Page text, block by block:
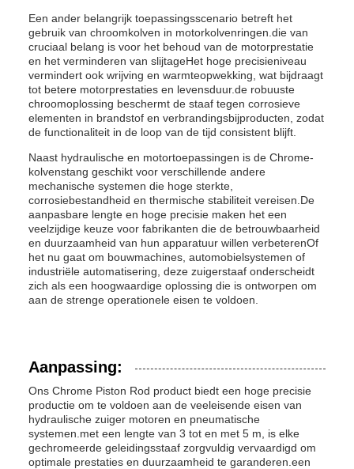
Een ander belangrijk toepassingsscenario betreft het
gebruik van chroomkolven in motorkolvenringen.die van
cruciaal belang is voor het behoud van de motorprestatie
en het verminderen van slijtageHet hoge precisieniveau
vermindert ook wrijving en warmteopwekking, wat bijdraagt
tot betere motorprestaties en levensduur.de robuuste
chroomoplossing beschermt de staaf tegen corrosieve
elementen in brandstof en verbrandingsbijproducten, zodat
de functionaliteit in de loop van de tijd consistent blijft.
Naast hydraulische en motortoepassingen is de Chrome-
kolvenstang geschikt voor verschillende andere
mechanische systemen die hoge sterkte,
corrosiebestandheid en thermische stabiliteit vereisen.De
aanpasbare lengte en hoge precisie maken het een
veelzijdige keuze voor fabrikanten die de betrouwbaarheid
en duurzaamheid van hun apparatuur willen verbeterenOf
het nu gaat om bouwmachines, automobielsystemen of
industriële automatisering, deze zuigerstaaf onderscheidt
zich als een hoogwaardige oplossing die is ontworpen om
aan de strenge operationele eisen te voldoen.
Aanpassing:
Ons Chrome Piston Rod product biedt een hoge precisie
productie om te voldoen aan de veeleisende eisen van
hydraulische zuiger motoren en pneumatische
systemen.met een lengte van 3 tot en met 5 m, is elke
gechromeerde geleidingsstaaf zorgvuldig vervaardigd om
optimale prestaties en duurzaamheid te garanderen.een